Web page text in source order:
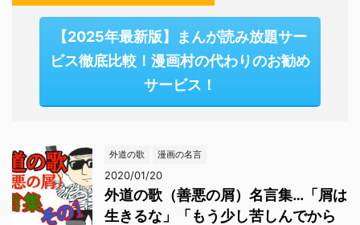
【2025年最新版】まんが読み放題サー
ビス徹底比較！漫画村の代わりのお勧め
サービス！
外道の歌 漫画の名言
2020/01/20
外道の歌（善悪の屑）名言集…「屑は
生きるな」「もう少し苦しんでから